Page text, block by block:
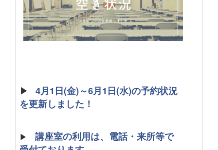
▶
4月1日(金)～6月1日(水)の予約状況
を更新しました！
▶ 講座室の利用は、電話・来所等で